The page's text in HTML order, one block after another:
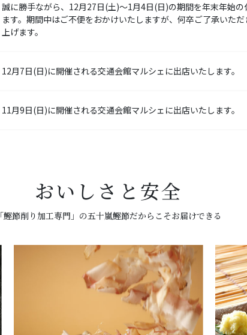
誠に勝手ながら、12月27日(土)〜1月4日(日)の期間を年末年始の
ます。期間中はご不便をおかけいたしますが、何卒ご了承いた
上げます。
12月7日(日)に開催される交通会館マルシェに出店いたします。
11月9日(日)に開催される交通会館マルシェに出店いたします。
おいしさと安全
「鰹節削り加工専門」の五十嵐鰹節だからこそお届けできる